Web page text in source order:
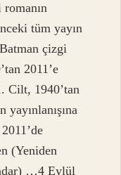
tüm yayın
çizgi
2011’e
Cilt, 1940’tan
yayınlanışına
(Yeniden
…4 Eylül